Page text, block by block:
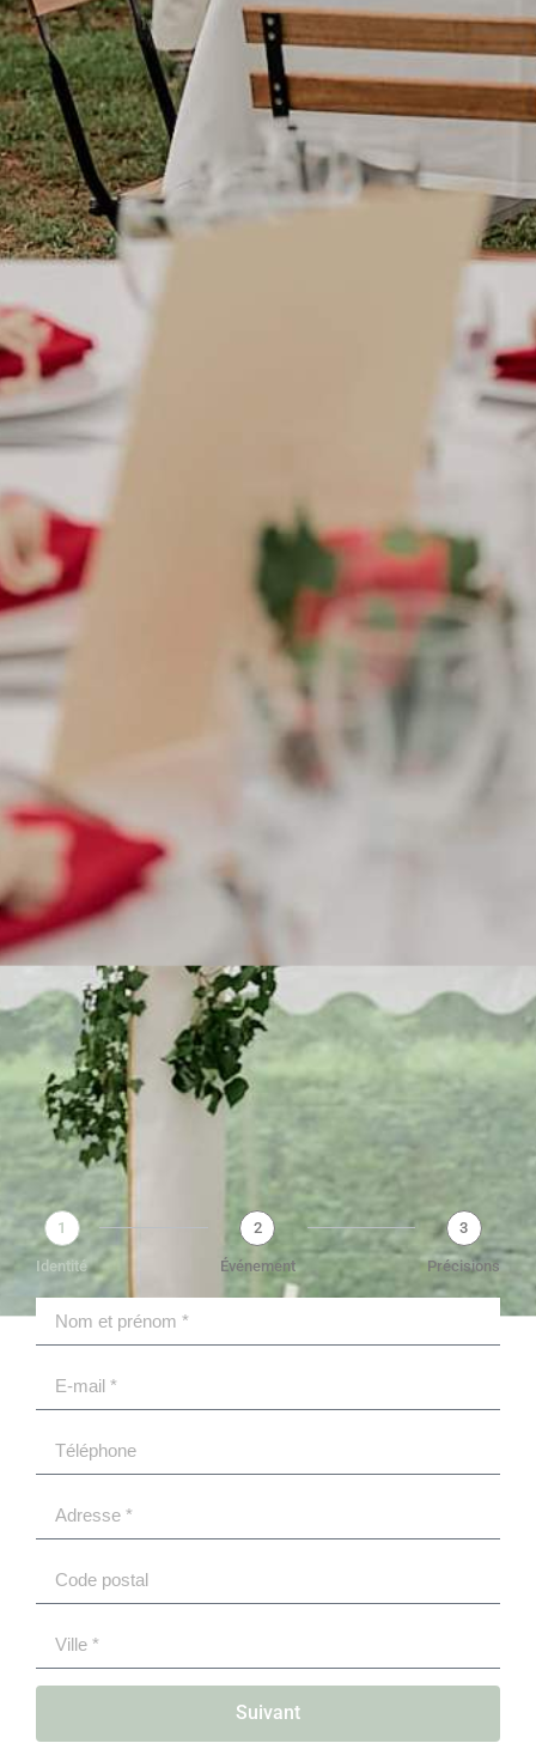
1
Identité
2
Événement
3
Précisions
Suivant